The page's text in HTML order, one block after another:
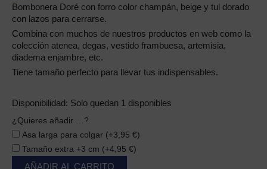
Bombonera Doré con forro color champán, beige y tul dorado
con lazos para cerrarse.
Combina con muchos de nuestros productos en web como la
colección atenea, degas, vestido frambuesa, artemisia,
diadema enjambre, etc.
Tiene tamaño perfecto para llevar tus indispensables.
Disponibilidad: Solo quedan 1 disponibles
¿Quieres añadir …?
Asa larga para colgar (+3,95 €)
Tamaño extra +3 cm (+4,95 €)
Bombonera
cantidad
AÑADIR AL CARRITO